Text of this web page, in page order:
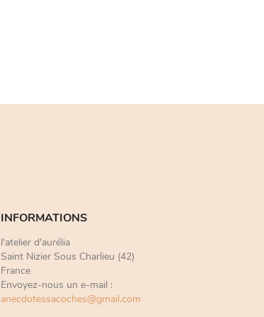
INFORMATIONS
l'atelier d'aurélia
Saint Nizier Sous Charlieu (42)
France
Envoyez-nous un e-mail :
anecdotessacoches@gmail.com